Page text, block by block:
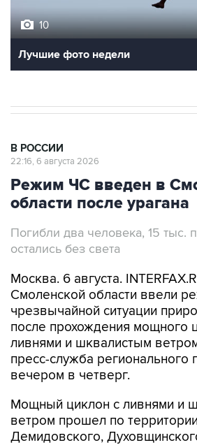
10
Лучшие фото недели
В РОССИИ
22:16, 6 августа 2026
Режим ЧС введен в
области после урагана
Погибли два человека, 15 тыс.
остались без света
Москва. 6 августа.
Смоленской области ввели
чрезвычайной ситуации
после прохождения мощного
ливнями и шквалистым
пресс-служба регионального
вечером в четверг.
Мощный циклон с ливнями и
ветром прошел по
Демидовского,